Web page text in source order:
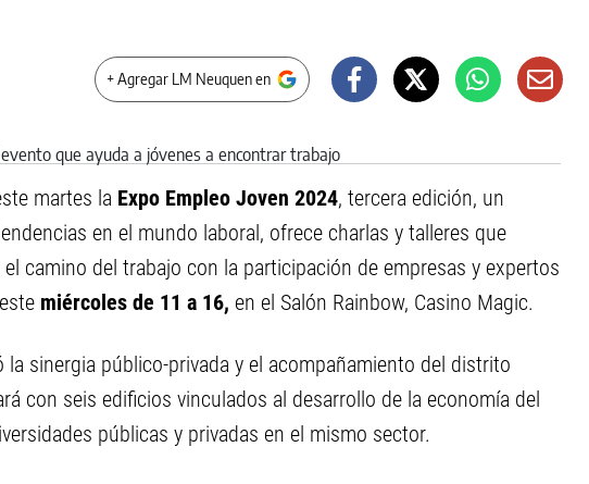
+ Agregar LM Neuquen en
martes la Expo Empleo Joven 2024, tercera edición, un
en el mundo laboral, ofrece charlas y talleres que
camino del trabajo con la participación de empresas y expertos
miércoles de 11 a 16, en el Salón Rainbow, Casino Magic.
sinergia público-privada y el acompañamiento del distrito
con seis edificios vinculados al desarrollo de la economía del
públicas y privadas en el mismo sector.